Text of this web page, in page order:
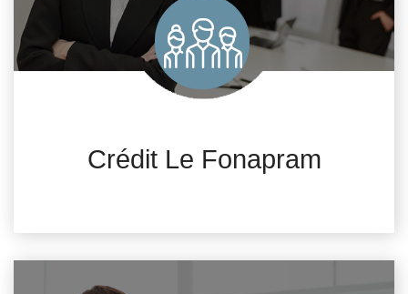
Crédit Le Fonapram